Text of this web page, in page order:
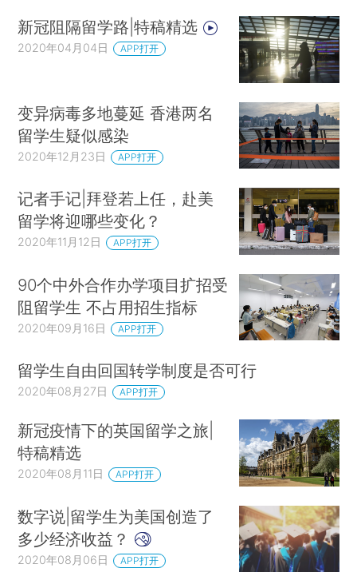
新冠阻隔留学路|特稿精选
2020年04月04日 APP打开
变异病毒多地蔓延 香港两名
留学生疑似感染
2020年12月23日 APP打开
记者手记|拜登若上任，赴美
留学将迎哪些变化？
2020年11月12日 APP打开
90个中外合作办学项目扩招受
阻留学生 不占用招生指标
2020年09月16日 APP打开
留学生自由回国转学制度是否可行
2020年08月27日 APP打开
新冠疫情下的英国留学之旅|
特稿精选
2020年08月11日 APP打开
数字说|留学生为美国创造了
多少经济收益？
2020年08月06日 APP打开